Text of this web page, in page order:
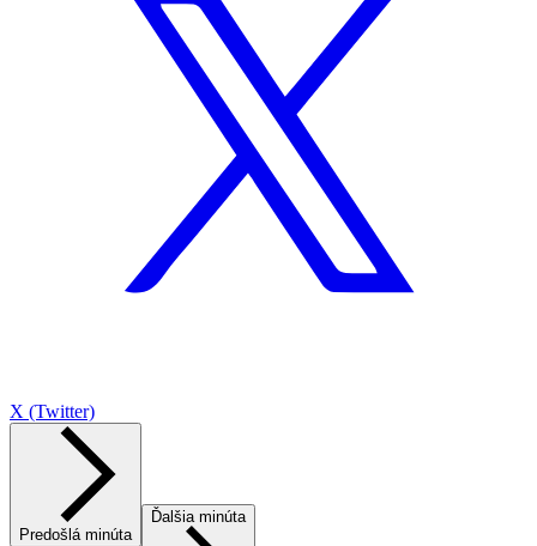
X (Twitter)
Predošlá minúta
Ďalšia minúta